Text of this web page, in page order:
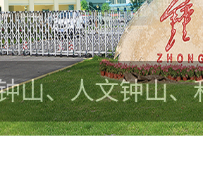
山、人文钟山、